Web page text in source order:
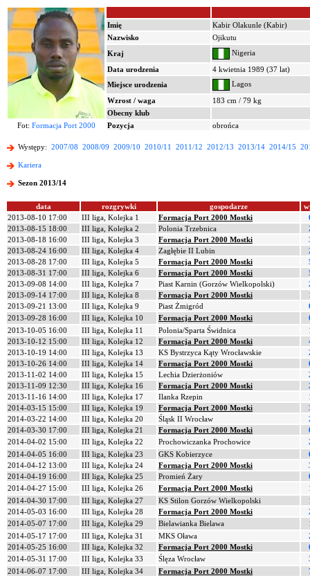
Imię
Kabir Olakunle (Kabir)
Nazwisko
Ojikutu
Kraj
Nigeria
Data urodzenia
4 kwietnia 1989 (37 lat)
Miejsce urodzenia
Lagos
Wzrost / waga
183 cm / 79 kg
Obecny klub
Fot: Formacja Port 2000 Pozycja obrońca
Występy: 2007/08 2008/09 2009/10 2010/11 2011/12 2012/13 2013/14 2014/15
Kariera
Sezon 2013/14
data rozgrywki gospodarze
2013-08-10 17:00
III liga, Kolejka 1 Formacja Port 2000 Mostki
2013-08-15 18:00
III liga, Kolejka 2 Polonia Trzebnica
2013-08-18 16:00
III liga, Kolejka 3 Formacja Port 2000 Mostki
2013-08-24 16:00
III liga, Kolejka 4 Zagłębie II Lubin
2013-08-28 17:00
III liga, Kolejka 5 Formacja Port 2000 Mostki
2013-08-31 17:00
III liga, Kolejka 6 Formacja Port 2000 Mostki
2013-09-08 14:00
III liga, Kolejka 7 Piast Karnin (Gorzów Wielkopolski)
2013-09-14 17:00
III liga, Kolejka 8 Formacja Port 2000 Mostki
2013-09-21 13:00
III liga, Kolejka 9 Piast Żmigród
2013-09-28 16:00
III liga, Kolejka 10 Formacja Port 2000 Mostki
2013-10-05 16:00
III liga, Kolejka 11 Polonia/Sparta Świdnica
2013-10-12 15:00
III liga, Kolejka 12 Formacja Port 2000 Mostki
2013-10-19 14:00
III liga, Kolejka 13 KS Bystrzyca Kąty Wrocławskie
2013-10-26 14:00
III liga, Kolejka 14 Formacja Port 2000 Mostki
2013-11-02 14:00
III liga, Kolejka 15 Lechia Dzierżoniów
2013-11-09 12:30
III liga, Kolejka 16 Formacja Port 2000 Mostki
2013-11-16 14:00
III liga, Kolejka 17 Ilanka Rzepin
2014-03-15 15:00
III liga, Kolejka 19 Formacja Port 2000 Mostki
2014-03-22 14:00
III liga, Kolejka 20 Śląsk II Wrocław
2014-03-30 17:00
III liga, Kolejka 21 Formacja Port 2000 Mostki
2014-04-02 15:00
III liga, Kolejka 22 Prochowiczanka Prochowice
2014-04-05 16:00
III liga, Kolejka 23 GKS Kobierzyce
2014-04-12 13:00
III liga, Kolejka 24 Formacja Port 2000 Mostki
2014-04-19 16:00
III liga, Kolejka 25 Promień Żary
2014-04-27 15:00
III liga, Kolejka 26 Formacja Port 2000 Mostki
2014-04-30 17:00
III liga, Kolejka 27 KS Stilon Gorzów Wielkopolski
2014-05-03 16:00
III liga, Kolejka 28 Formacja Port 2000 Mostki
2014-05-07 17:00
III liga, Kolejka 29 Bielawianka Bielawa
2014-05-17 17:00
III liga, Kolejka 31 MKS Oława
2014-05-25 16:00
III liga, Kolejka 32 Formacja Port 2000 Mostki
2014-05-31 17:00
III liga, Kolejka 33 Ślęza Wrocław
2014-06-07 17:00
III liga, Kolejka 34 Formacja Port 2000 Mostki